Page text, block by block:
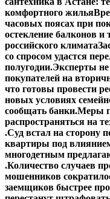
комфортного жилья
часовых поясах при
остекление балконов
российского климата
со спросом удастся
полугодии.Эксперты
покупателей на
что готовы провести
новых условиях
сообщать банки.Меры
распространяться на
.Суд встал на сторону
квартиры под
многодетным
.Количество случаев
мошенников
заемщиков быстрее